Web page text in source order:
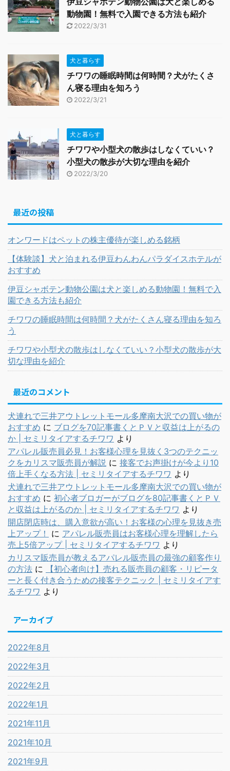
動物園！無料で入園できる方法も紹介
2022/3/31
犬と暮らす
チワワの睡眠時間は何時間？犬がたくさ
ん寝る理由を知ろう
2022/3/21
犬と暮らす
チワワや小型犬の散歩はしなくていい？
小型犬の散歩が大切な理由を紹介
2022/3/20
最近の投稿
オンワードはペットの株主優待が楽しめる銘柄
【体験談】犬と泊まれる伊豆わんわんパラダイスホテルが
おすすめ
伊豆シャボテン動物公園は犬と楽しめる動物園！無料で入
園できる方法も紹介
チワワの睡眠時間は何時間？犬がたくさん寝る理由を知ろ
う
チワワや小型犬の散歩はしなくていい？小型犬の散歩が大
切な理由を紹介
最近のコメント
犬連れで三井アウトレットモール多摩南大沢での買い物が
おすすめ に ブログを70記事書くとＰＶと収益は上がるの
か | セミリタイアするチワワ より
アパレル販売員必見！お客様心理を見抜く3つのテクニッ
クをカリスマ販売員が解説 に 接客でお声掛けが今より10
倍上手くなる方法 | セミリタイアするチワワ より
犬連れで三井アウトレットモール多摩南大沢での買い物が
おすすめ に 初心者ブロガーがブログを80記事書くとＰＶ
と収益は上がるのか | セミリタイアするチワワ より
開店閉店時は、購入意欲が高い！お客様の心理を見抜き売
上アップ！
に アパレル販売員はお客様心理を理解したら
売上5倍アップ | セミリタイアするチワワ より
カリスマ販売員が教えるアパレル販売員の最強の顧客作り
の方法 に
【初心者向け】売れる販売員の顧客・リピータ
ーと長く付き合うための接客テクニック | セミリタイアす
るチワワ より
アーカイブ
2022年8月
2022年3月
2022年2月
2022年1月
2021年11月
2021年10月
2021年9月